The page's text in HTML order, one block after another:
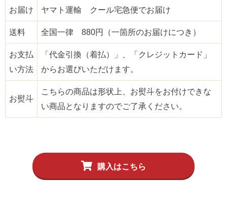
お届け ヤマト運輸 クール宅急便でお届け
送料 全国一律 880円（一箇所のお届けにつき）
お支払
い方法
「代金引換（着払）」、「クレジットカード」
からお選びいただけます。
お熨斗
こちらの商品は形状上、お熨斗をお付けできな
い商品となりますのでご了承ください。
購入はこちら